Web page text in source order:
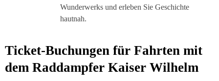
Wunderwerks und erleben Sie Geschichte
hautnah.
Ticket-Buchungen für Fahrten mit
dem Raddampfer Kaiser Wilhelm